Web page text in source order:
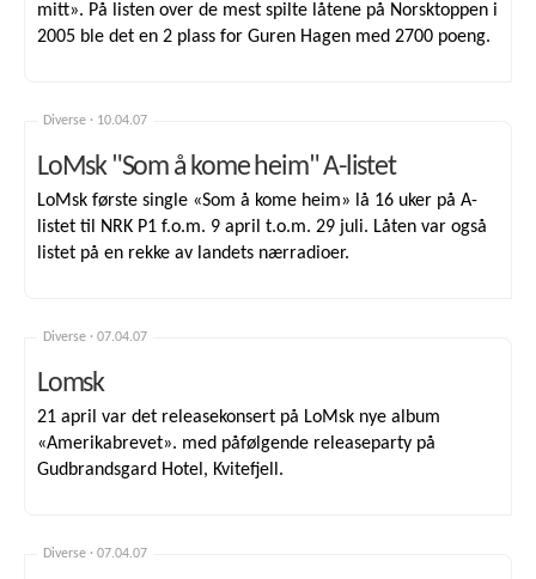
mitt». På listen over de mest spilte låtene på Norsktoppen i
2005 ble det en 2 plass for Guren Hagen med 2700 poeng.
Diverse · 10.04.07
LoMsk "Som å kome heim" A-listet
LoMsk første single «Som å kome heim» lå 16 uker på A-
listet til NRK P1 f.o.m. 9 april t.o.m. 29 juli. Låten var også
listet på en rekke av landets nærradioer.
Diverse · 07.04.07
Lomsk
21 april var det releasekonsert på LoMsk nye album
«Amerikabrevet». med påfølgende releaseparty på
Gudbrandsgard Hotel, Kvitefjell.
Diverse · 07.04.07